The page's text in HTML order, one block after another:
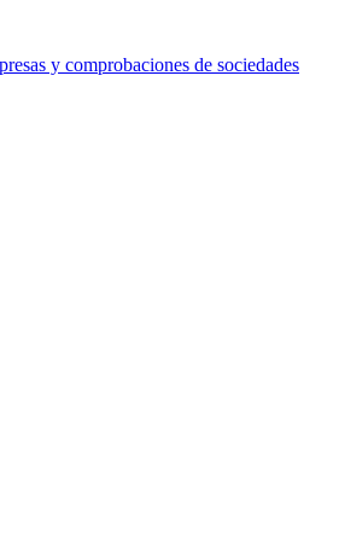
y comprobaciones de sociedades